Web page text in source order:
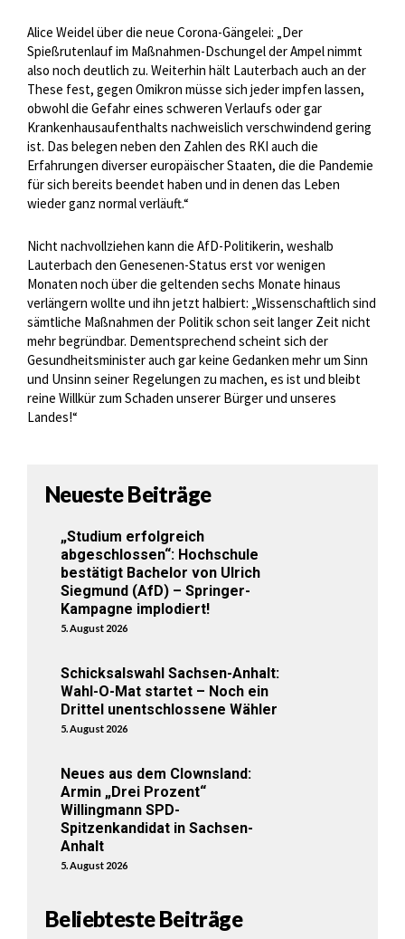
Alice Weidel über die neue Corona-Gängelei: „Der
Spießrutenlauf im Maßnahmen-Dschungel der Ampel nimmt
also noch deutlich zu. Weiterhin hält Lauterbach auch an der
These fest, gegen Omikron müsse sich jeder impfen lassen,
obwohl die Gefahr eines schweren Verlaufs oder gar
Krankenhausaufenthalts nachweislich verschwindend gering
ist. Das belegen neben den Zahlen des RKI auch die
Erfahrungen diverser europäischer Staaten, die die Pandemie
für sich bereits beendet haben und in denen das Leben
wieder ganz normal verläuft.“
Nicht nachvollziehen kann die AfD-Politikerin, weshalb
Lauterbach den Genesenen-Status erst vor wenigen
Monaten noch über die geltenden sechs Monate hinaus
verlängern wollte und ihn jetzt halbiert: „Wissenschaftlich sind
sämtliche Maßnahmen der Politik schon seit langer Zeit nicht
mehr begründbar. Dementsprechend scheint sich der
Gesundheitsminister auch gar keine Gedanken mehr um Sinn
und Unsinn seiner Regelungen zu machen, es ist und bleibt
reine Willkür zum Schaden unserer Bürger und unseres
Landes!“
Neueste Beiträge
„Studium erfolgreich
abgeschlossen“: Hochschule
bestätigt Bachelor von Ulrich
Siegmund (AfD) – Springer-
Kampagne implodiert!
5. August 2026
Schicksalswahl Sachsen-Anhalt:
Wahl-O-Mat startet – Noch ein
Drittel unentschlossene Wähler
5. August 2026
Neues aus dem Clownsland:
Armin „Drei Prozent“
Willingmann SPD-
Spitzenkandidat in Sachsen-
Anhalt
5. August 2026
Beliebteste Beiträge